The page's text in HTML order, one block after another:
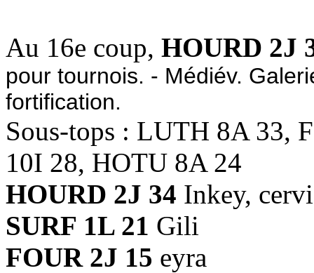
Au 16e coup, HOURD 2J
pour tournois. - Médiév.
fortification.
Sous-tops : LUTH 8A 33,
10I 28, HOTU 8A 24
HOURD 2J 34 Inkey,
SURF 1L 21 Gili
FOUR 2J 15 eyra